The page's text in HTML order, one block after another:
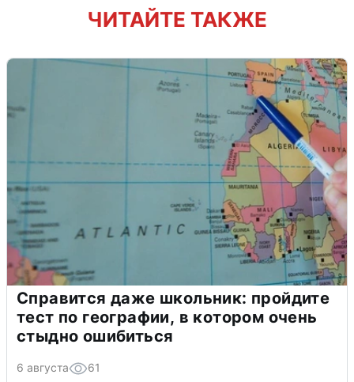
ЧИТАЙТЕ ТАКЖЕ
Справится даже школьник: пройдите
тест по географии, в котором очень
стыдно ошибиться
6 августа 61